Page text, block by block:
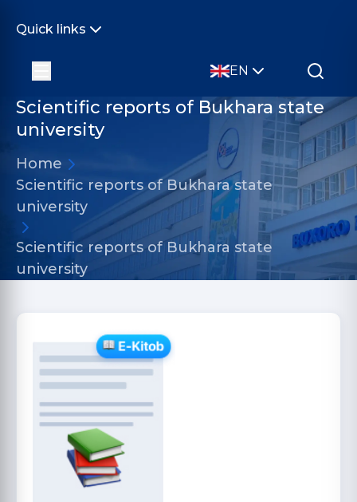
Quick links
EN
Scientific reports of Bukhara state
university
Home
Scientific reports of Bukhara state
university
Scientific reports of Bukhara state
university